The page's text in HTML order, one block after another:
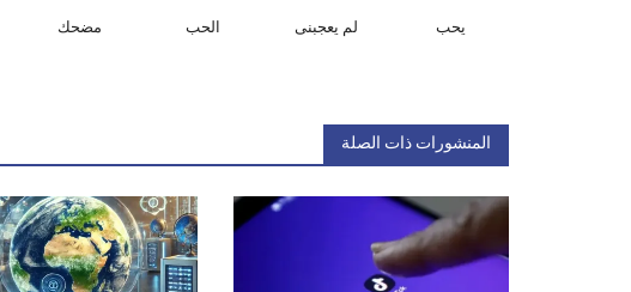
يحب لم يعجبنى الحب مضحك
المنشورات ذات الصلة